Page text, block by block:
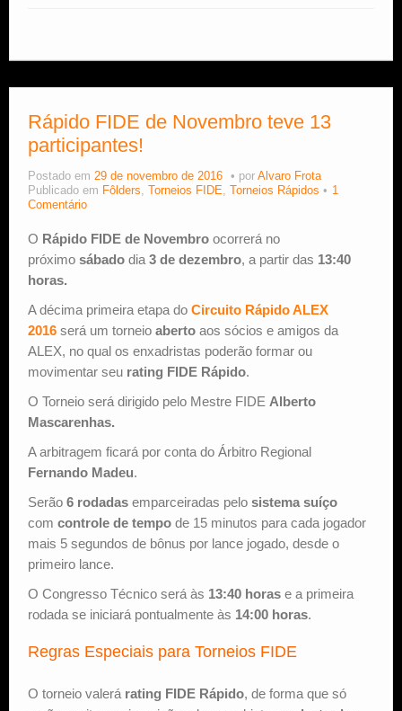
Rápido FIDE de Novembro teve 13
participantes!
Postado em 29 de novembro de 2016 por Alvaro Frota
Publicado em Fôlders Torneios FIDE Torneios Rápidos
1
Comentário
O Rápido FIDE de Novembro ocorrerá no
próximo sábado dia 3 de dezembro, a partir das 13:40
horas.
A décima primeira etapa do Circuito Rápido ALEX
2016 será um torneio aberto aos sócios e amigos da
ALEX, no qual os enxadristas poderão formar ou
movimentar seu rating FIDE Rápido.
O Torneio será dirigido pelo Mestre FIDE Alberto
Mascarenhas.
A arbitragem ficará por conta do Árbitro Regional
Fernando Madeu.
Serão 6 rodadas emparceiradas pelo sistema suíço
com controle de tempo de 15 minutos para cada jogador
mais 5 segundos de bônus por lance jogado, desde o
primeiro lance.
O Congresso Técnico será às 13:40 horas e a primeira
rodada se iniciará pontualmente às 14:00 horas.
Regras Especiais para Torneios FIDE
O torneio valerá rating FIDE Rápido, de forma que só